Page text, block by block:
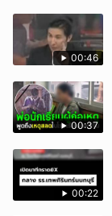
00:46
00:37
00:22